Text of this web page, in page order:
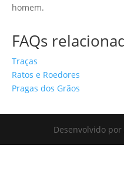
homem.
FAQs
Traças
Ratos e Roedores
Pragas dos Grãos
Desenvolvido por